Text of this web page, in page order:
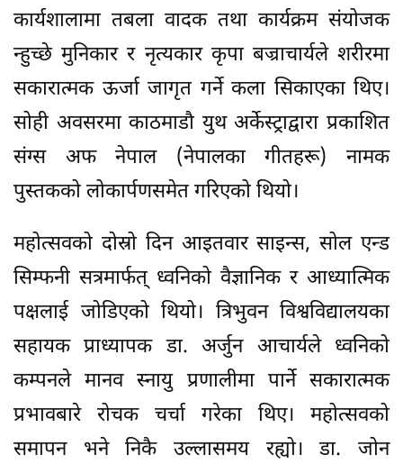
कार्यशालामा तबला वादक तथा कार्यक्रम संयोजक
न्हुच्छे मुनिकार र नृत्यकार कृपा बज्राचार्यले शरीरमा
सकारात्मक ऊर्जा जागृत गर्ने कला सिकाएका थिए।
सोही अवसरमा काठमाडौ युथ अर्केस्ट्राद्वारा प्रकाशित
संग्स अफ नेपाल (नेपालका गीतहरू) नामक
पुस्तकको लोकार्पणसमेत गरिएको थियो।
महोत्सवको दोस्रो दिन आइतवार साइन्स, सोल एन्ड
सिम्फनी सत्रमार्फत् ध्वनिको वैज्ञानिक र आध्यात्मिक
पक्षलाई जोडिएको थियो। त्रिभुवन विश्वविद्यालयका
सहायक प्राध्यापक डा. अर्जुन आचार्यले ध्वनिको
कम्पनले मानव स्नायु प्रणालीमा पार्ने सकारात्मक
प्रभावबारे रोचक चर्चा गरेका थिए। महोत्सवको
समापन भने निकै उल्लासमय रह्यो। डा. जोन